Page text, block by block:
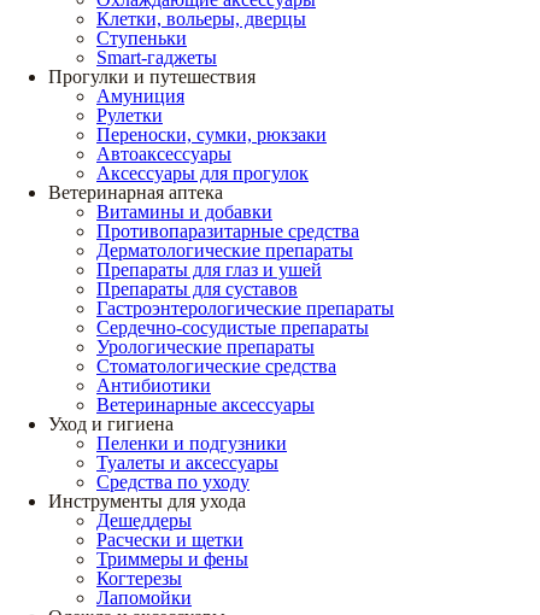
Клетки, вольеры, дверцы
Ступеньки
Smart-гаджеты
Прогулки и путешествия
Амуниция
Рулетки
Переноски, сумки, рюкзаки
Автоаксессуары
Аксессуары для прогулок
Ветеринарная аптека
Витамины и добавки
Противопаразитарные средства
Дерматологические препараты
Препараты для глаз и ушей
Препараты для суставов
Гастроэнтерологические препараты
Сердечно-сосудистые препараты
Урологические препараты
Стоматологические средства
Антибиотики
Ветеринарные аксессуары
Уход и гигиена
Пеленки и подгузники
Туалеты и аксессуары
Средства по уходу
Инструменты для ухода
Дешеддеры
Расчески и щетки
Триммеры и фены
Когтерезы
Лапомойки